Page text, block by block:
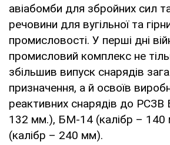
авіабомби для збройних сил
речовини для вугільної та
промисловості. У перші дні
промисловий комплекс не
збільшив випуск снарядів
призначення, а й освоїв
реактивних снарядів до
132 мм.), БМ-14 (калібр –
(калібр – 240 мм).